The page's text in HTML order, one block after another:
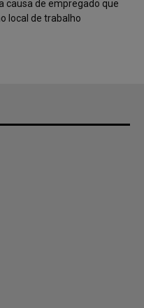
causa de empregado que
local de trabalho